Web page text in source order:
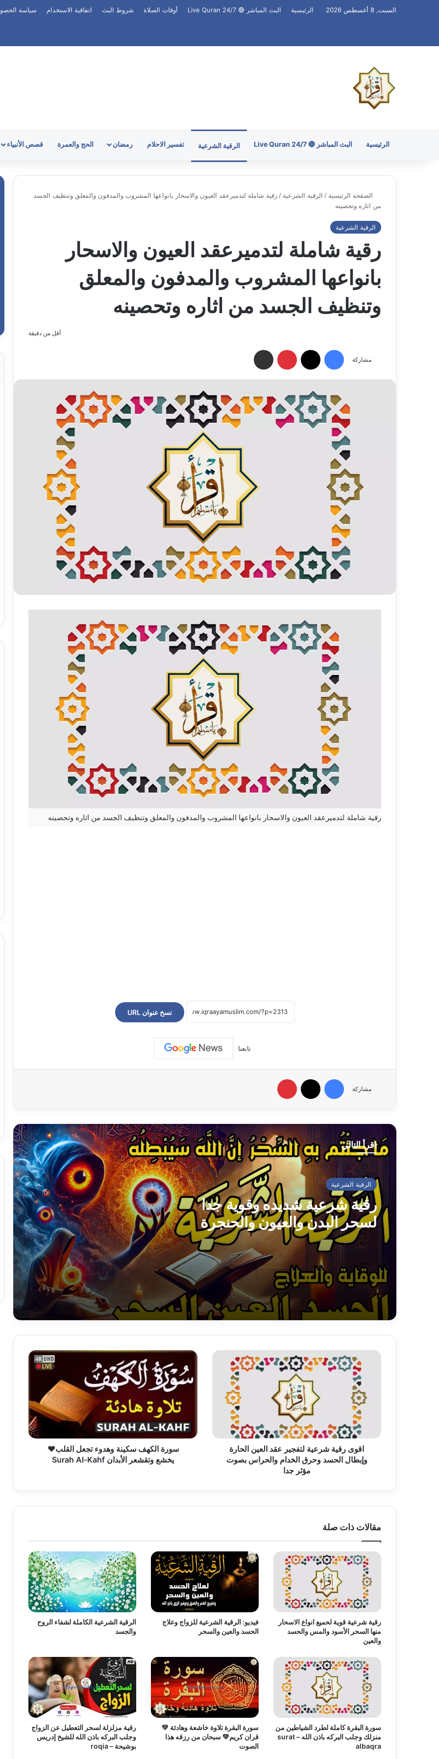
السبت, 8 أغسطس 2026 الرئيسية البث المباشر 🔴 Live Quran 24/7 أوقات الصلاة شروط البث اتفاقية الاستخدام سياسة
الرئيسية البث المباشر 🔴 Live Quran 24/7 الرقية الشرعية تفسير الاحلام رمضان الحج والعمرة قصص الأنبياء
الصفحة الرئيسية / الرقية الشرعية /رقية شاملة لتدميرعقد العيون والاسحار بانواعها المشروب والمدفون والمعلق وتنظيف الجسد
من اثاره وتحصينه
الرقية الشرعية
رقية شاملة لتدميرعقد العيون والاسحار
بانواعها المشروب والمدفون والمعلق
وتنظيف الجسد من اثاره وتحصينه
أقل من دقيقة
مشاركة
فيسبوك بينتيريست
رقية شاملة لتدميرعقد العيون والاسحار بانواعها المشروب والمدفون والمعلق وتنظيف الجسد من اثاره وتحصينه
نسخ عنوان URL
تابعنا
مشاركة
فيسبوك
اقرأ التالي
الرقية الشرعية
رقية شرعية شديده وقوية جدا
لسحر البدن والعيون والحنجرة
والأمراض كلها ولعلاج المس والعين
رقية شرعية شديده وقوية جدا لسحر البدن
والعيون والحنجرة والأمراض كلها ولعلاج
المس والعين والحسد
الرقية الشرعية مكتوبة كاملة للمس
والسحر والحسد والعين
أسرار سورة تبعد الحسد والعين: كيف تحمي
نفسك من الشرور؟
آيات حرق الجن العاشق
اقوى
الحسد
اقوى رقية شرعية لتفجير عقد العين الحارة
وإبطال الحسد وحرق الخدام والحراس بصوت
مؤثر جدا
سورة
الكهف
سكينة
وهدوء
يخشع
وتقشعر
سورة الكهف سكينة وهدوء تجعل القلب❤️
يخشع وتقشعر الأبدان Surah Al-Kahf
مقالات ذات صلة
رقية شرعية قوية لحميع انواع الاسحار
منها السحر الأسود والمس والحسد
والعين
فيديو: الرقية الشرعية للزواج وعلاج
الحسد والعين والسحر
الرقية الشرعية الكاملة لشفاء الروح
والجسد
سورة البقرة كاملة لطرد الشياطين من
منزلك وجلب البركه باذن الله – surat
albaqra
سورة البقرة تلاوة خاشعة وهادئة 💚
قران كريم💚 سبحان من رزقه هذا
الصوت
رقية مزلزلة لسحر التعطيل عن الزواج
وجلب البركه باذن الله للشيخ إدريس
بوشيحة – roqia